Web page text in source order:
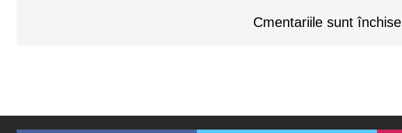
Cmentariile sunt închise